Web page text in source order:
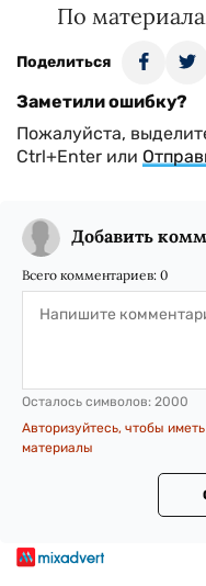
По
Поделиться
Заметили ошибку?
Пожалуйста,
Ctrl+Enter или
Добавить
Всего комментариев: 0
Осталось символов: 2000
Авторизуйтесь, чтобы
материалы